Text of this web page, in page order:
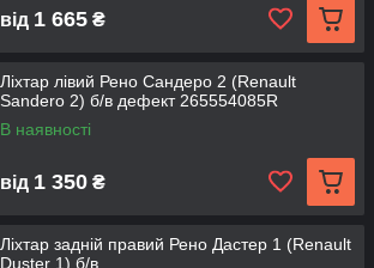
від 1 665 ₴
Ліхтар лівий Рено Сандеро 2 (Renault
Sandero 2) б/в дефект 265554085R
В наявності
від 1 350 ₴
Ліхтар задній правий Рено Дастер 1 (Renault
Duster 1) б/в